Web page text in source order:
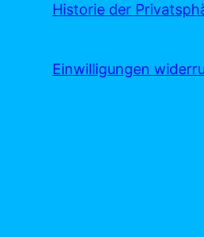
Historie der
Einwilligungen